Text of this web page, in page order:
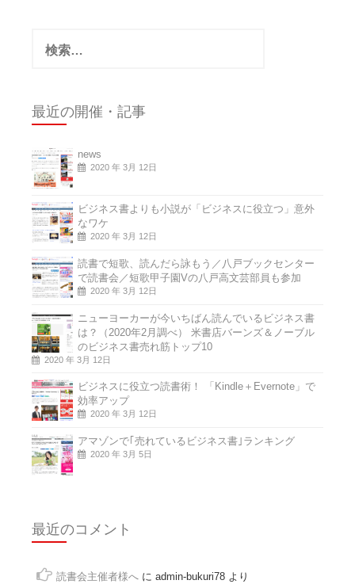
索:
最近の開催・記事
news
2020 年 3月 12日
ビジネス書よりも小説が「ビジネスに役立つ」意外
なワケ
2020 年 3月 12日
読書で短歌、読んだら詠もう／八戸ブックセンター
で読書会／短歌甲子園Vの八戸高文芸部員も参加
2020 年 3月 12日
ニューヨーカーが今いちばん読んでいるビジネス書
は？（2020年2月調べ） 米書店バーンズ＆ノーブル
のビジネス書売れ筋トップ10
2020 年 3月 12日
ビジネスに役立つ読書術！ 「Kindle＋Evernote」で
効率アップ
2020 年 3月 12日
アマゾンで｢売れているビジネス書｣ランキング
2020 年 3月 5日
最近のコメント
読書会主催者様へ に admin-bukuri78 より